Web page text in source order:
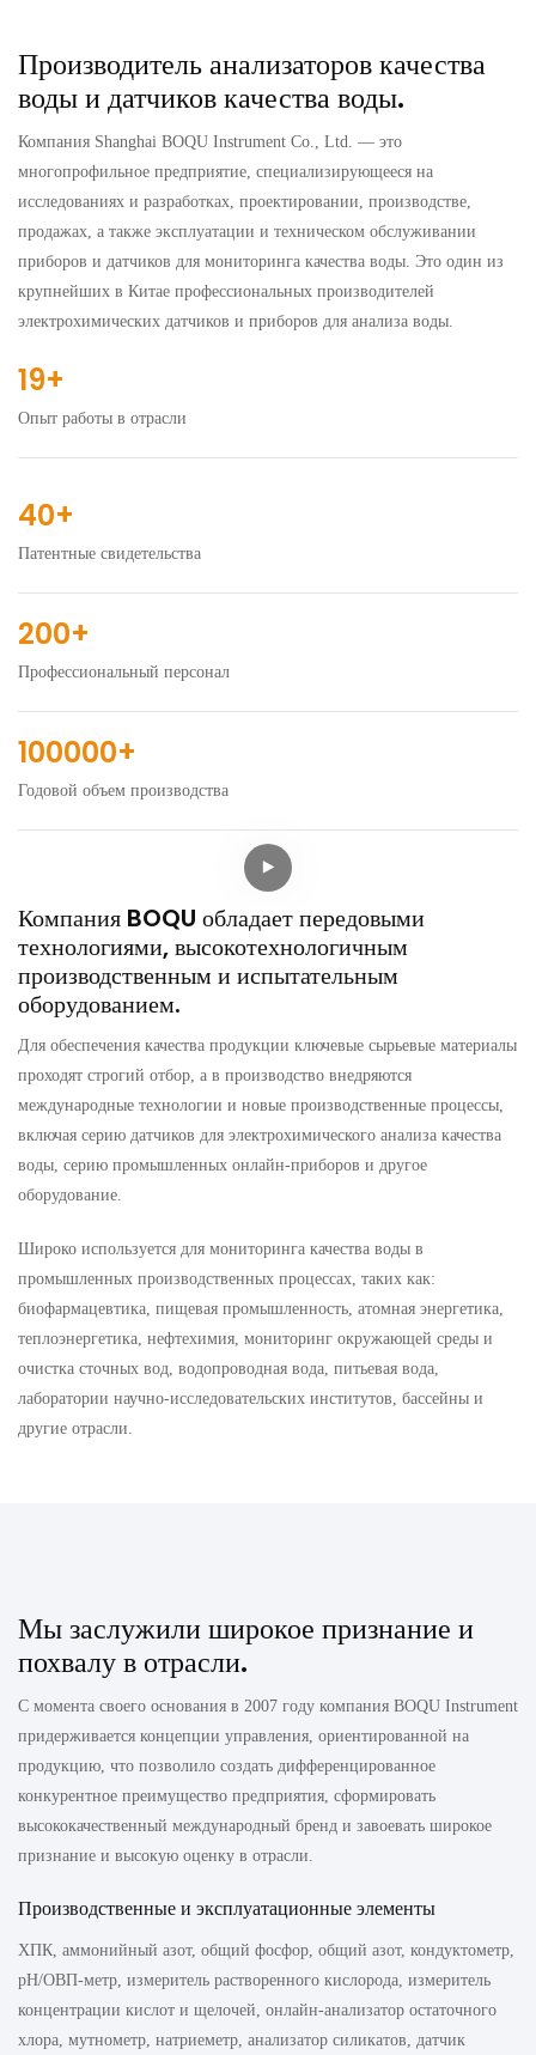
Производитель анализаторов качества
воды и датчиков качества воды.
Компания Shanghai BOQU Instrument Co., Ltd. — это
многопрофильное предприятие, специализирующееся на
исследованиях и разработках, проектировании, производстве,
продажах, а также эксплуатации и техническом обслуживании
приборов и датчиков для мониторинга качества воды. Это один из
крупнейших в Китае профессиональных производителей
электрохимических датчиков и приборов для анализа воды.
19+
Опыт работы в отрасли
40+
Патентные свидетельства
200+
Профессиональный персонал
100000+
Годовой объем производства
Компания BOQU обладает передовыми
технологиями, высокотехнологичным
производственным и испытательным
оборудованием.
Для обеспечения качества продукции ключевые сырьевые материалы
проходят строгий отбор, а в производство внедряются
международные технологии и новые производственные процессы,
включая серию датчиков для электрохимического анализа качества
воды, серию промышленных онлайн-приборов и другое
оборудование.
Широко используется для мониторинга качества воды в
промышленных производственных процессах, таких как:
биофармацевтика, пищевая промышленность, атомная энергетика,
теплоэнергетика, нефтехимия, мониторинг окружающей среды и
очистка сточных вод, водопроводная вода, питьевая вода,
лаборатории научно-исследовательских институтов, бассейны и
другие отрасли.
Мы заслужили широкое признание и
похвалу в отрасли.
С момента своего основания в 2007 году компания BOQU Instrument
придерживается концепции управления, ориентированной на
продукцию, что позволило создать дифференцированное
конкурентное преимущество предприятия, сформировать
высококачественный международный бренд и завоевать широкое
признание и высокую оценку в отрасли.
Производственные и эксплуатационные элементы
ХПК, аммонийный азот, общий фосфор, общий азот, кондуктометр,
pH/ОВП-метр, измеритель растворенного кислорода, измеритель
концентрации кислот и щелочей, онлайн-анализатор остаточного
хлора, мутнометр, натриеметр, анализатор силикатов, датчик